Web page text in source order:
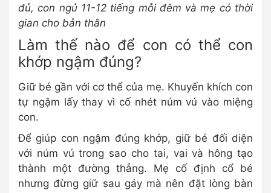
đủ, con ngủ 11-12 tiếng mỗi đêm và mẹ có thời
gian cho bản thân
Làm thế nào để con có thể con
khớp ngậm đúng?
Giữ bé gần với cơ thể của mẹ. Khuyến khích con
tự ngậm lấy thay vì cố nhét núm vú vào miệng
con.
Để giúp con ngậm đúng khớp, giữ bé đối diện
với núm vú trong sao cho tai, vai và hông tạo
thành một đường thẳng. Mẹ cố định cổ bé
nhưng đừng giữ sau gáy mà nên đặt lòng bàn